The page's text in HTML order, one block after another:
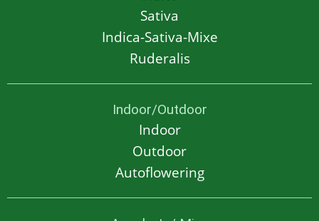
Sativa
Indica-Sativa-Mixe
Ruderalis
Indoor/Outdoor
Indoor
Outdoor
Autoflowering